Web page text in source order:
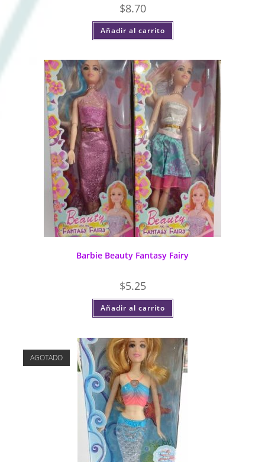
$8.70
Añadir al carrito
Barbie Beauty Fantasy Fairy
$5.25
Añadir al carrito
AGOTADO